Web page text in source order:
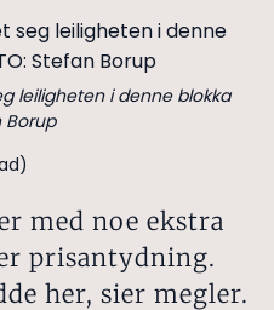
leiligheten i denne blokka
Borup
med noe ekstra
prisantydning.
her, sier megler.